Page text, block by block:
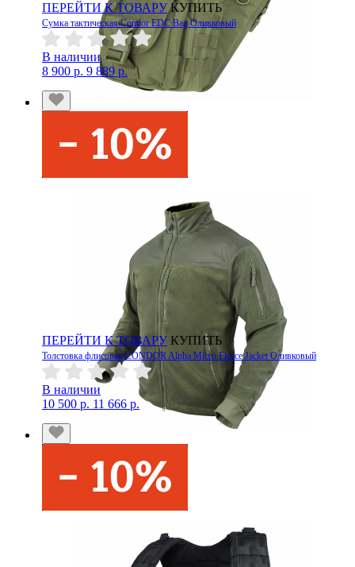
ПЕРЕЙТИ К ТОВАРУ КУПИТЬ
Сумка тактическая Condor EDC Bag Оливковый
В наличии
8 900 р. 9 889 р.
ПЕРЕЙТИ К ТОВАРУ КУПИТЬ
Толстовка флисовая CONDOR Alpha Micro Fleece Jacket Оливковый
В наличии
10 500 р. 11 666 р.